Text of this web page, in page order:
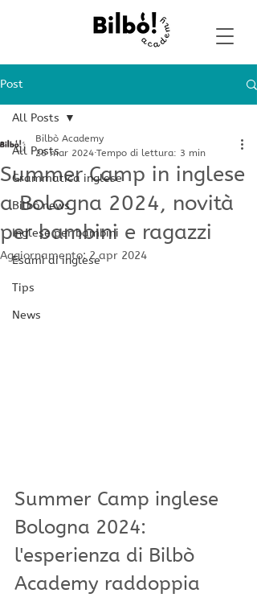
Post
All Posts
Grammatica inglese
Bilbò news
Inglese per bambini
Esami di inglese
Tips
News
All Posts
Summer Camp in inglese
a Bologna 2024, novità
per bambini e ragazzi
Bilbò Academy
26 mar 2024 Tempo di lettura: 3 min
Aggiornamento:2 apr 2024
Summer Camp inglese
Bologna 2024:
l'esperienza di Bilbò
Academy raddoppia